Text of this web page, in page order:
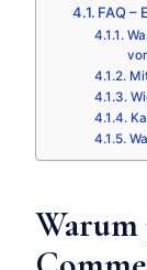
FAQ –
Warum